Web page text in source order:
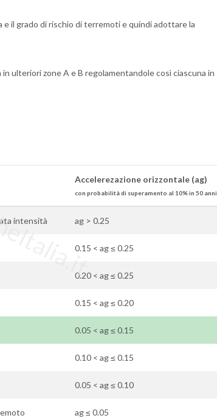
il grado di rischio di terremoti e quindi adottare la
ulteriori zone A e B regolamentandole così ciascuna in
Accelerezazione orizzontale (ag)
con probabilità di superamento al 10% in 50 anni
intensità ag > 0.25
0.15 < ag ≤ 0.25
0.20 < ag ≤ 0.25
0.15 < ag ≤ 0.20
0.05 < ag ≤ 0.15
0.10 < ag ≤ 0.15
0.05 < ag ≤ 0.10
ag ≤ 0.05